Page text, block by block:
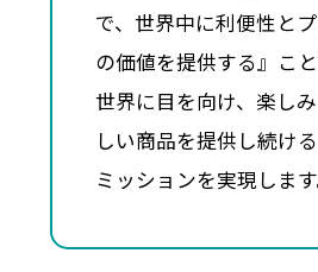
で、世界中に利便性と
の価値を提供する』こと
世界に目を向け、楽し
しい商品を提供し続け
ミッションを実現します